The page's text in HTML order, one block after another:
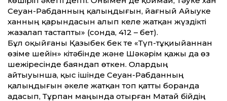
Сеуан-Рабданның қалыңдығын, йағный Айыуке
ханның қарындасын алып келе жатқан жүздікті
жазалап тастапты» (сонда, 412 – бет).
Бұл оқыйғаны Қазыбек бек те «Түп-тұқиыйаннан
өзіме шейін» кітәбінде және Шәкәрім қажы да өз
шежіресінде баяндап өткен. Олардың
айтыуынша, қыс ішінде Сеуан-Рабданның
қалыңдығын әкеле жатқан топ қат­ты боранда
адасып, Тұрпан маңында отырған Матай бійдің